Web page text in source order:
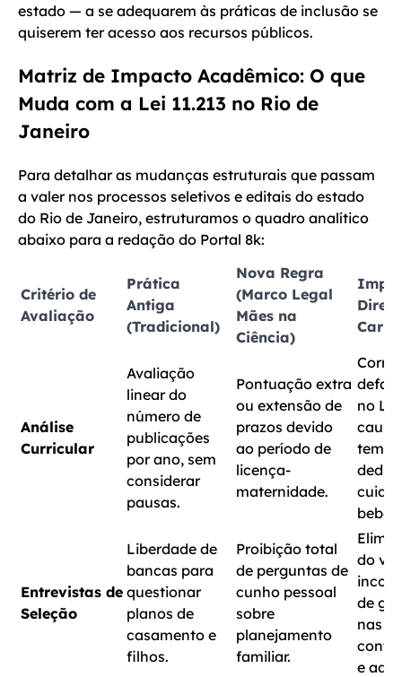
estado — a se adequarem às práticas de inclusão se
quiserem ter acesso aos recursos públicos.
Matriz de Impacto Acadêmico: O que
Muda com a Lei 11.213 no Rio de
Janeiro
Para detalhar as mudanças estruturais que passam
a valer nos processos seletivos e editais do estado
do Rio de Janeiro, estruturamos o quadro analítico
abaixo para a redação do Portal 8k:
Critério de
Avaliação
Prática
Antiga
(Tradicional)
Nova Regra
(Marco Legal
Mães na
Ciência)
Análise
Curricular
Avaliação
linear do
número de
publicações
por ano, sem
considerar
pausas.
Pontuação extra
ou extensão de
prazos devido
ao período de
licença-
maternidade.
no
tempo
bebê.
Entrevistas de
Seleção
Liberdade de
bancas para
questionar
planos de
casamento e
filhos.
Proibição total
de perguntas de
cunho pessoal
sobre
planejamento
familiar.
do
de
nas
e